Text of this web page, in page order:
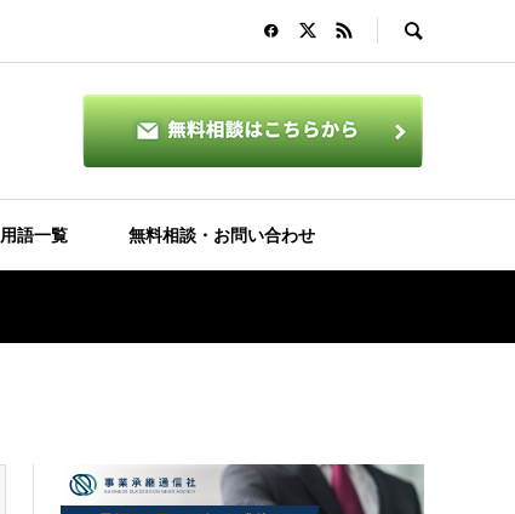
用語一覧 無料相談・お問い合わせ